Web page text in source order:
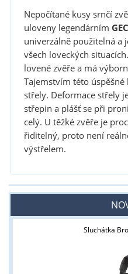
Nepočítané kusy srnčí
uloveny legendárním
univerzálně použitelná a
všech loveckých
lovené zvěře a má
Tajemstvím této
střely. Deformace střely
střepin a plášť se při
celý. U těžké zvěře je
řiditelný, proto není
výstřelem.
Sluchátka